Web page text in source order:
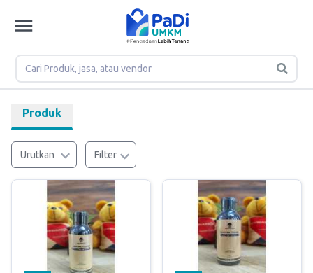
Produk
Urutkan Filter